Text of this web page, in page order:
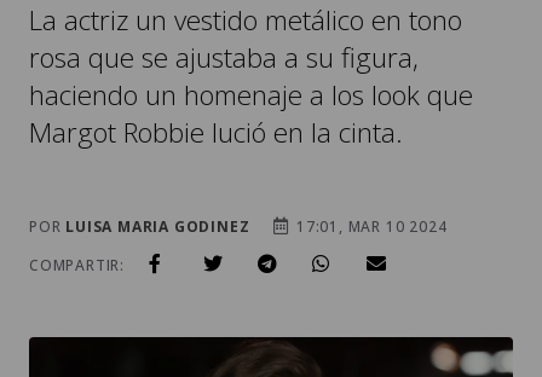
La actriz un vestido metálico en tono
rosa que se ajustaba a su figura,
haciendo un homenaje a los look que
Margot Robbie lució en la cinta.
POR LUISA MARIA GODINEZ
17:01, MAR 10 2024
COMPARTIR: